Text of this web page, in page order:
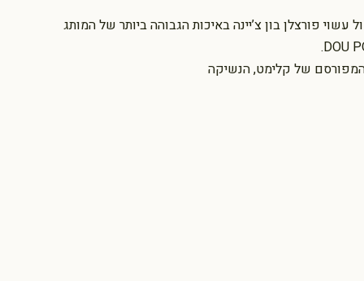
עשוי פורצלן בון צ’יינה באיכות הגבוהה ביותר של המותג
של קלימט, הנשיקה